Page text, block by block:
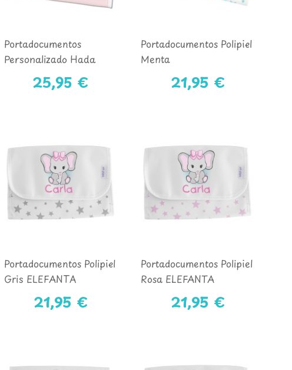
Portadocumentos
Personalizado Hada
25,95 €
Portadocumentos Polipiel
Menta
21,95 €
Portadocumentos Polipiel
Gris ELEFANTA
21,95 €
Portadocumentos Polipiel
Rosa ELEFANTA
21,95 €